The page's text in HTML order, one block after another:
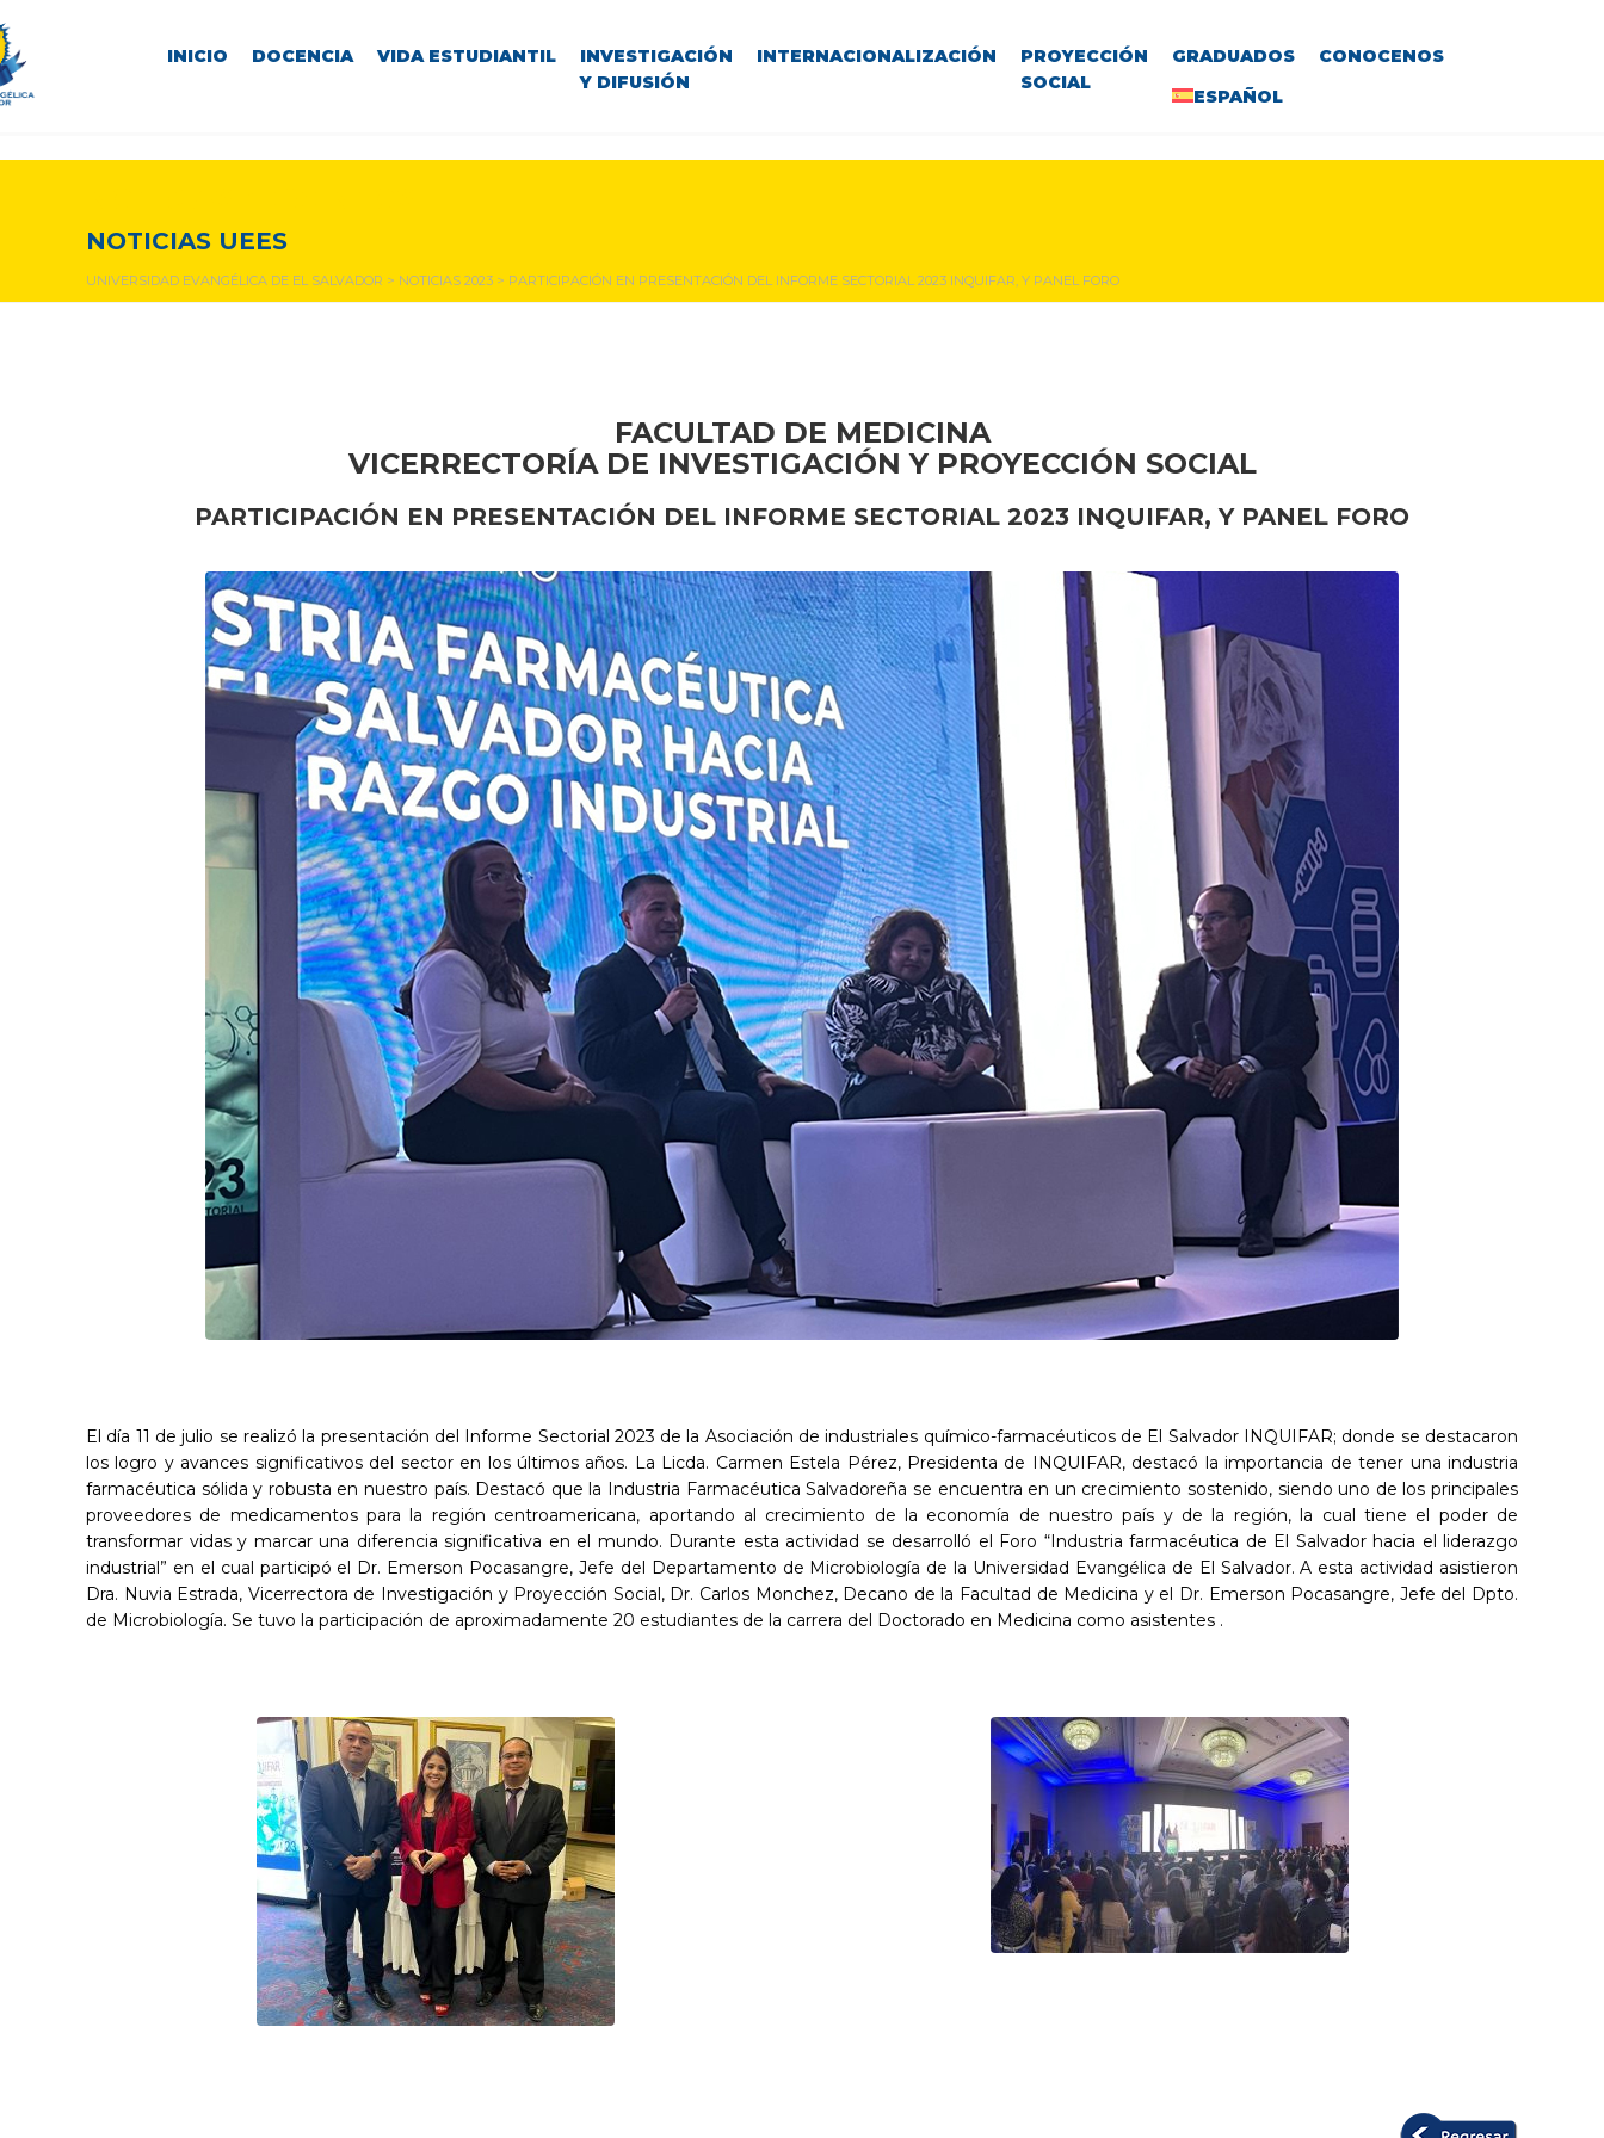
INICIO DOCENCIA VIDA ESTUDIANTIL
INVESTIGACIÓN
Y DIFUSIÓN
INTERNACIONALIZACIÓN
PROYECCIÓN
SOCIAL
GRADUADOS
CONOCENOS
ESPAÑOL
NOTICIAS UEES
UNIVERSIDAD EVANGÉLICA DE EL SALVADOR > NOTICIAS 2023 > PARTICIPACIÓN EN PRESENTACIÓN DEL INFORME SECTORIAL 2023 INQUIFAR, Y PANEL FORO
FACULTAD DE MEDICINA
VICERRECTORÍA DE INVESTIGACIÓN Y PROYECCIÓN SOCIAL
PARTICIPACIÓN EN PRESENTACIÓN DEL INFORME SECTORIAL 2023 INQUIFAR, Y PANEL FORO
El día 11 de julio se realizó la presentación del Informe Sectorial 2023 de la Asociación de industriales químico-farmacéuticos de El Salvador INQUIFAR; donde se destacaron
los logro y avances significativos del sector en los últimos años. La Licda. Carmen Estela Pérez, Presidenta de INQUIFAR, destacó la importancia de tener una industria
farmacéutica sólida y robusta en nuestro país. Destacó que la Industria Farmacéutica Salvadoreña se encuentra en un crecimiento sostenido, siendo uno de los principales
proveedores de medicamentos para la región centroamericana, aportando al crecimiento de la economía de nuestro país y de la región, la cual tiene el poder de
transformar vidas y marcar una diferencia significativa en el mundo. Durante esta actividad se desarrolló el Foro “Industria farmacéutica de El Salvador hacia el liderazgo
industrial” en el cual participó el Dr. Emerson Pocasangre, Jefe del Departamento de Microbiología de la Universidad Evangélica de El Salvador. A esta actividad asistieron
Dra. Nuvia Estrada, Vicerrectora de Investigación y Proyección Social, Dr. Carlos Monchez, Decano de la Facultad de Medicina y el Dr. Emerson Pocasangre, Jefe del Dpto.
de Microbiología. Se tuvo la participación de aproximadamente 20 estudiantes de la carrera del Doctorado en Medicina como asistentes .